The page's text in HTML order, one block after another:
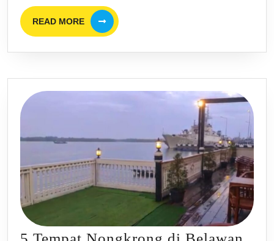
Medan
&
READ MORE
READ
MORE